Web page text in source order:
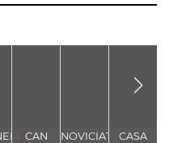
CAN
NOVICIAT
CASA